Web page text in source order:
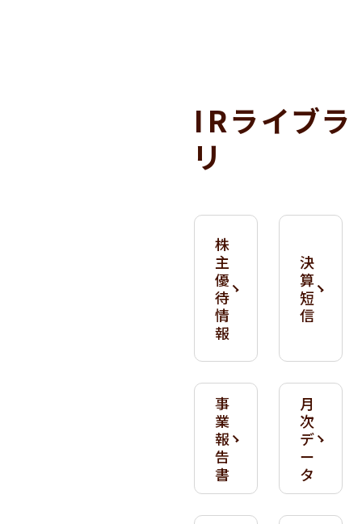
IRライブラ
リ
株
主
優
待
情
報
決
算
短
信
事
業
報
告
書
月
次
デ
ー
タ